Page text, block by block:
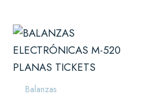
Balanzas